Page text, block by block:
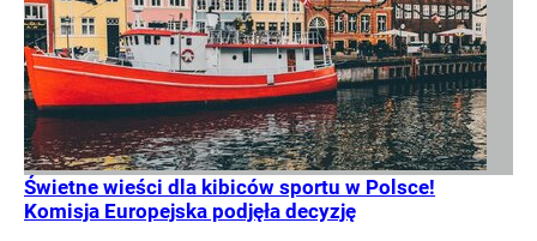
Świetne wieści dla kibiców sportu w Polsce!
Komisja Europejska podjęła decyzję